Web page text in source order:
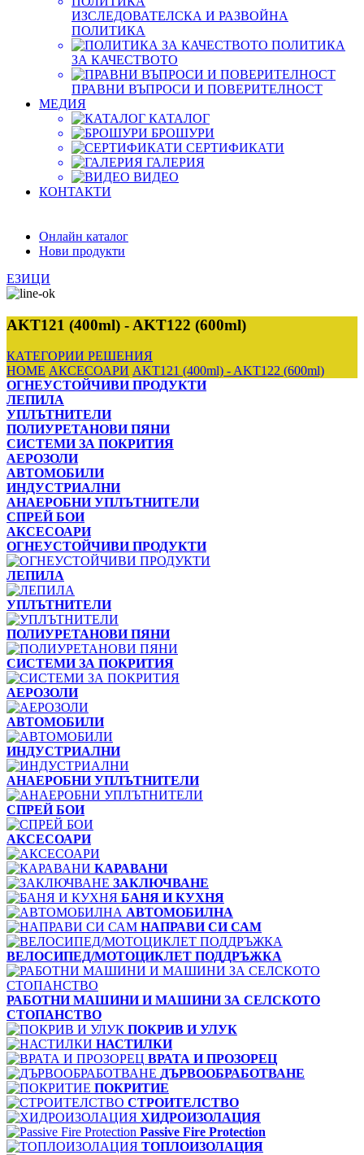
ИЗСЛЕДОВАТЕЛСКА И РАЗВОЙНА
ПОЛИТИКА
ПОЛИТИКА
ЗА КАЧЕСТВОТО
ПРАВНИ ВЪПРОСИ И ПОВЕРИТЕЛНОСТ
МЕДИЯ
КАТАЛОГ
БРОШУРИ
СЕРТИФИКАТИ
ГАЛЕРИЯ
ВИДЕО
КОНТАКТИ
Онлайн каталог
Нови продукти
ЕЗИЦИ
AKT121 (400ml) - AKT122 (600ml)
КАТЕГОРИИ РЕШЕНИЯ
HOME АКСЕСОАРИ AKT121 (400ml) - AKT122 (600ml)
ОГНЕУСТОЙЧИВИ ПРОДУКТИ
ЛЕПИЛА
УПЛЪТНИТЕЛИ
ПОЛИУРЕТАНОВИ ПЯНИ
СИСТЕМИ ЗА ПОКРИТИЯ
АЕРОЗОЛИ
АВТОМОБИЛИ
ИНДУСТРИАЛНИ
АНАЕРОБНИ УПЛЪТНИТЕЛИ
СПРЕЙ БОИ
АКСЕСОАРИ
ОГНЕУСТОЙЧИВИ ПРОДУКТИ
ЛЕПИЛА
УПЛЪТНИТЕЛИ
ПОЛИУРЕТАНОВИ ПЯНИ
СИСТЕМИ ЗА ПОКРИТИЯ
АЕРОЗОЛИ
АВТОМОБИЛИ
ИНДУСТРИАЛНИ
АНАЕРОБНИ УПЛЪТНИТЕЛИ
СПРЕЙ БОИ
АКСЕСОАРИ
КАРАВАНИ
ЗАКЛЮЧВАНЕ
БАНЯ И КУХНЯ
АВТОМОБИЛНА
НАПРАВИ СИ САМ
ВЕЛОСИПЕД/МОТОЦИКЛЕТ ПОДДРЪЖКА
РАБОТНИ МАШИНИ И МАШИНИ ЗА СЕЛСКОТО
СТОПАНСТВО
ПОКРИВ И УЛУК
НАСТИЛКИ
ВРАТА И ПРОЗОРЕЦ
ДЪРВООБРАБОТВАНЕ
ПОКРИТИЕ
СТРОИТЕЛСТВО
ХИДРОИЗОЛАЦИЯ
Passive Fire Protection
ТОПЛОИЗОЛАЦИЯ